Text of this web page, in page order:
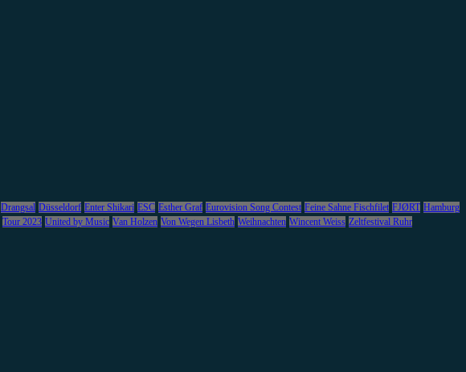
Drangsal Düsseldorf Enter Shikari ESC Esther Graf Eurovision Song Contest Feine Sahne Fischfilet FJØRT Hamburg
Tour 2023 United by Music Van Holzen Von Wegen Lisbeth Weihnachten Wincent Weiss Zeltfestival Ruhr